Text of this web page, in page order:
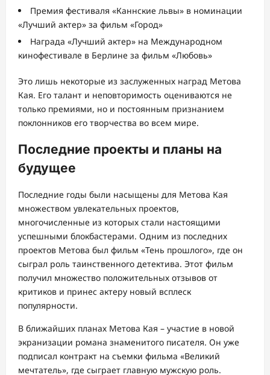
Премия фестиваля «Каннские львы» в номинации
«Лучший актер» за фильм «Город»
Награда «Лучший актер» на Международном
кинофестивале в Берлине за фильм «Любовь»
Это лишь некоторые из заслуженных наград Метова
Кая. Его талант и неповторимость оцениваются не
только премиями, но и постоянным признанием
поклонников его творчества во всем мире.
Последние проекты и планы на
будущее
Последние годы были насыщены для Метова Кая
множеством увлекательных проектов,
многочисленные из которых стали настоящими
успешными блокбастерами. Одним из последних
проектов Метова был фильм «Тень прошлого», где он
сыграл роль таинственного детектива. Этот фильм
получил множество положительных отзывов от
критиков и принес актеру новый всплеск
популярности.
В ближайших планах Метова Кая – участие в новой
экранизации романа знаменитого писателя. Он уже
подписал контракт на съемки фильма «Великий
мечтатель», где сыграет главную мужскую роль.